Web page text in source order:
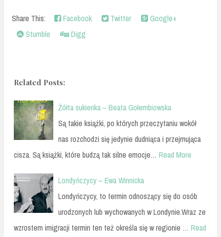
Share This: Facebook Twitter
Google+
Stumble
Digg
Related Posts:
Żółta sukienka – Beata Gołembiowska
Są takie książki, po których przeczytaniu wokół
nas rozchodzi się jedynie dudniąca i przejmująca
cisza. Są książki, które budzą tak silne emocje… Read More
Londyńczycy – Ewa Winnicka
Londyńczycy, to termin odnoszący się do osób
urodzonych lub wychowanych w Londynie.Wraz ze
wzrostem imigracji termin ten też określa się w regionie … Read